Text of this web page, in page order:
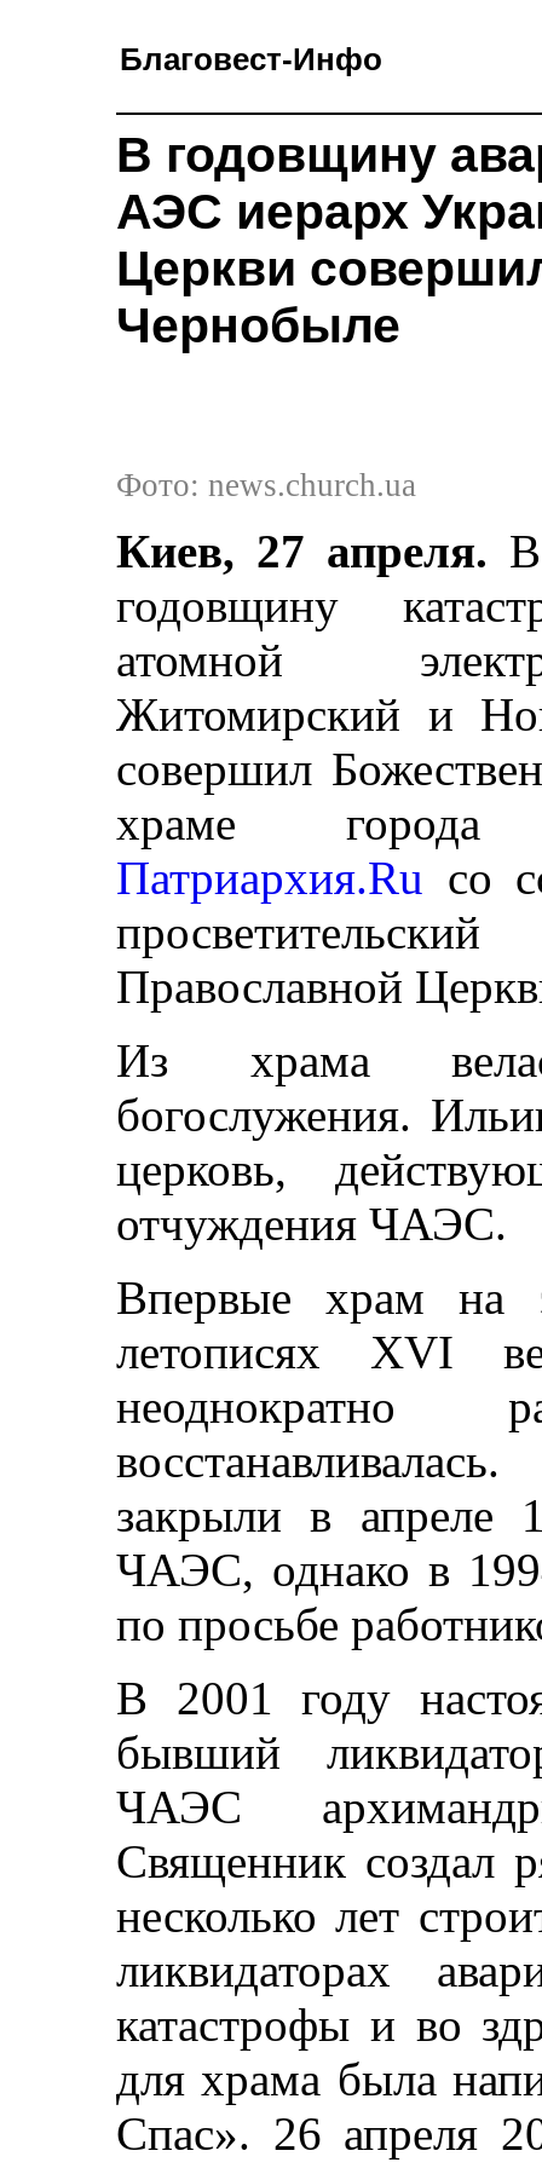
Благовест-Инфо
В годовщину
АЭС иерарх
Церкви
Чернобыле
Фото: news.church.ua
Киев, 27 апреля.
годовщину
атомной
Житомирский и
совершил
храме города
Патриархия.Ru со
Православной
Из храма
богослужения.
церковь,
отчуждения ЧАЭС.
Впервые храм на
летописях XVI
неоднократно
закрыли в апреле
ЧАЭС, однако в
по просьбе
В 2001 году
бывший
ЧАЭС
Священник создал
несколько лет
ликвидаторах
катастрофы и во
для храма была
Спас». 26 апреля